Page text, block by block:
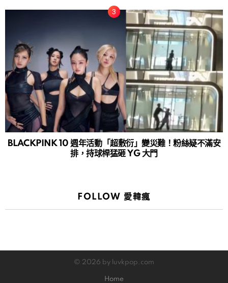
BLACKPINK 10 週年活動「超敷衍」變災難！粉絲疑不滿安
排，持球桿猛砸 YG 大門
FOLLOW 愛韓瘋
© 2026 by luvkpop.com
Home